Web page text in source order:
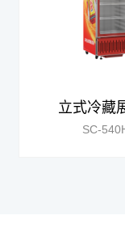
立式冷藏
SC-